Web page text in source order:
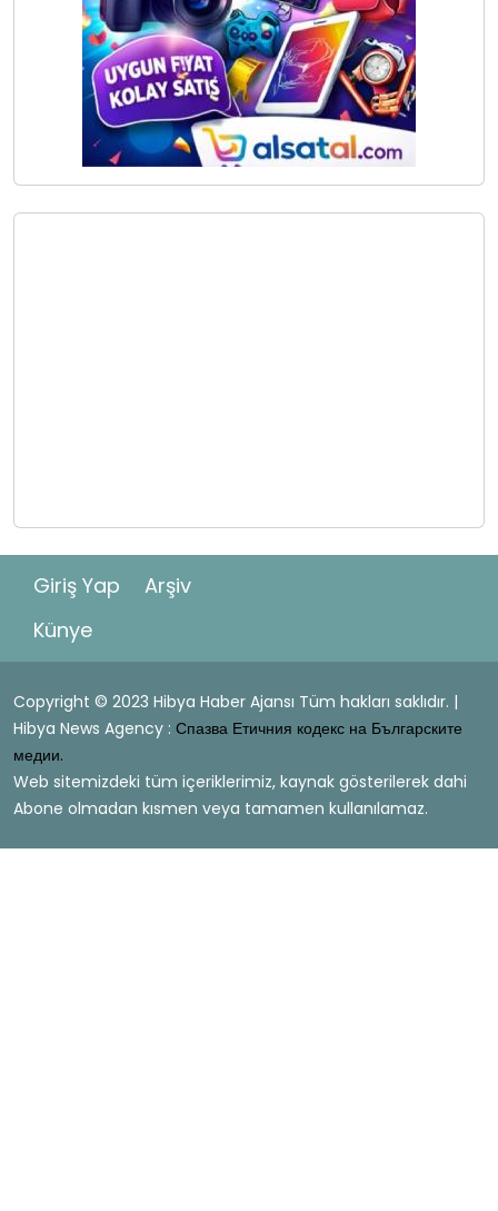
Giriş Yap
Arşiv
Künye
Copyright © 2023 Hibya Haber Ajansı Tüm hakları saklıdır. |
Hibya News Agency : Спазва Етичния кодекс на Българските
медии.
Web sitemizdeki tüm içeriklerimiz, kaynak gösterilerek dahi
Abone olmadan kısmen veya tamamen kullanılamaz.